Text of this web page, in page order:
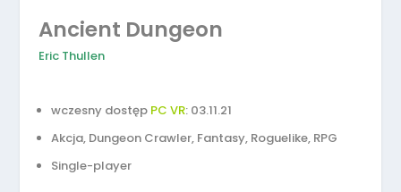
Ancient Dungeon
Eric Thullen
wczesny dostęp PC VR: 03.11.21
Akcja, Dungeon Crawler, Fantasy, Roguelike, RPG
Single-player